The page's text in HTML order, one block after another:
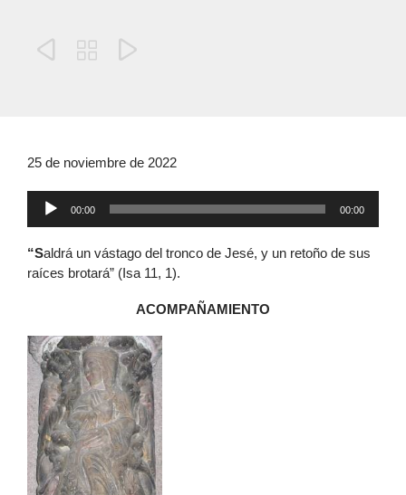
  
25 de noviembre de 2022
00:00 00:00
“Saldrá un vástago del tronco de Jesé, y un retoño de sus
raíces brotará” (Isa 11, 1).
ACOMPAÑAMIENTO